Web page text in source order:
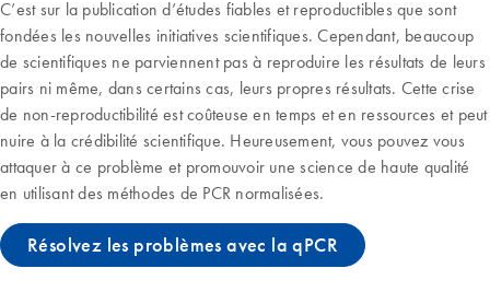
C’est sur la publication d’études fiables et reproductibles que sont
fondées les nouvelles initiatives scientifiques. Cependant, beaucoup
de scientifiques ne parviennent pas à reproduire les résultats de leurs
pairs ni même, dans certains cas, leurs propres résultats. Cette crise
de non-reproductibilité est coûteuse en temps et en ressources et peut
nuire à la crédibilité scientifique. Heureusement, vous pouvez vous
attaquer à ce problème et promouvoir une science de haute qualité
en utilisant des méthodes de PCR normalisées.
Résolvez les problèmes avec la qPCR